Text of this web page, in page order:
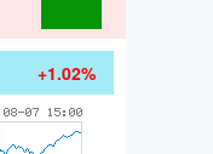
+1.02%